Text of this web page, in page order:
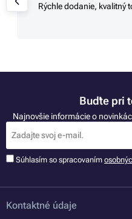
Rýchle dodanie, kvalitný
Buďte pri
Najnovšie informácie o
Súhlasím so spracovaním
Kontaktné údaje